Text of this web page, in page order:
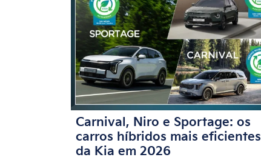
Carnival, Niro e Sportage: os
carros híbridos mais eficientes
da Kia em 2026